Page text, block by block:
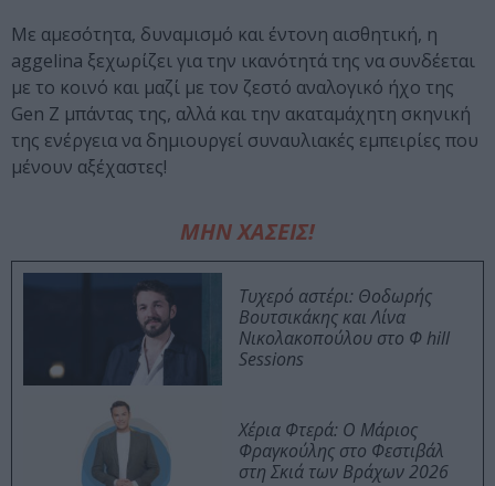
Με αμεσότητα, δυναμισμό και έντονη αισθητική, η
aggelina ξεχωρίζει για την ικανότητά της να συνδέεται
με το κοινό και μαζί με τον ζεστό αναλογικό ήχο της
Gen Z μπάντας της, αλλά και την ακαταμάχητη σκηνική
της ενέργεια να δημιουργεί συναυλιακές εμπειρίες που
μένουν αξέχαστες!
ΜΗΝ ΧΑΣΕΙΣ!
Τυχερό αστέρι: Θοδωρής
Βουτσικάκης και Λίνα
Νικολακοπούλου στο Φ hill
Sessions
Χέρια Φτερά: Ο Μάριος
Φραγκούλης στο Φεστιβάλ
στη Σκιά των Βράχων 2026